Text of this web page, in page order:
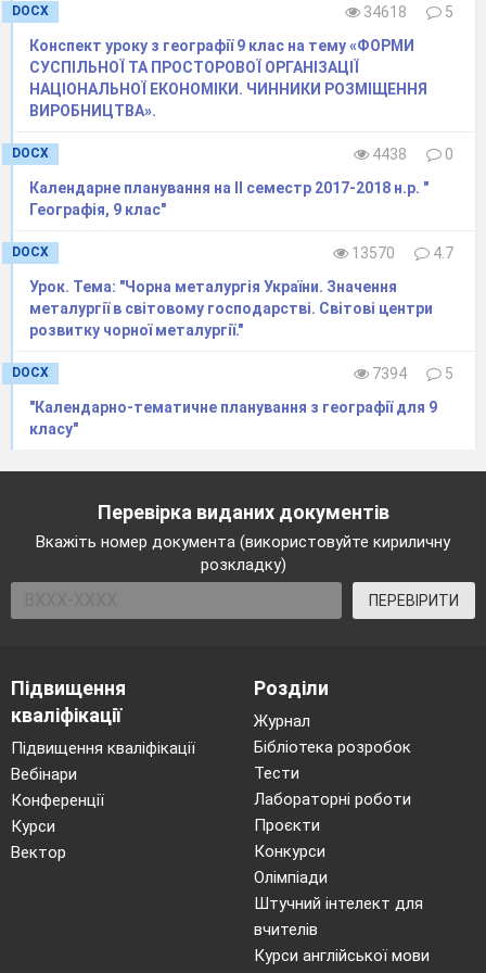
2. Найбільші країни-
виробники та країни-споживачі
Тепер давайте розглянемо
найбільші країни-виробники та країни-
114 пар.22.
(Слайд 9)
виробники та споживачі електроенергії
це
Країна
Виробництво
(млрд кВТ/
(млрд кВТ/
год)
2
США 4048
Росія 1064
4
1052
966
616
585
540
568
DOCX 34618
5
Конспект уроку з географії 9 клас на тему «ФОРМИ
СУСПІЛЬНОЇ ТА ПРОСТОРОВОЇ ОРГАНІЗАЦІЇ
НАЦІОНАЛЬНОЇ ЕКОНОМІКИ. ЧИННИКИ РОЗМІЩЕННЯ
ВИРОБНИЦТВА».
DOCX 4438
0
Календарне планування на ІІ семестр 2017-2018 н.р. "
Географія, 9 клас"
DOCX 13570
4.7
Урок. Тема: "Чорна металургія України. Значення
металургії в світовому господарстві. Світові центри
розвитку чорної металургії."
DOCX 7394
5
"Календарно-тематичне планування з географії для 9
класу"
Перевірка виданих документів
Вкажіть номер документа (використовуйте кириличну
розкладку)
ПЕРЕВІРИТИ
Підвищення
кваліфікації
Підвищення кваліфікації
Вебінари
Конференції
Курси
Вектор
Розділи
Журнал
Бібліотека розробок
Тести
Лабораторні роботи
Проєкти
Конкурси
Олімпіади
Штучний інтелект для
вчителів
Курси англійської мови